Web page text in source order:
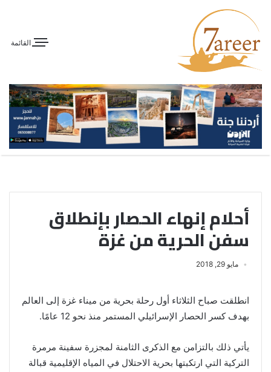
القائمة
أحلام إنهاء الحصار بإنطلاق
سفن الحرية من غزة
مايو 29, 2018
انطلقت صباح الثلاثاء أول رحلة بحرية من ميناء غزة إلى العالم
بهدف كسر الحصار الإسرائيلي المستمر منذ نحو 12 عامًا.
يأتي ذلك بالتزامن مع الذكرى الثامنة لمجزرة سفينة مرمرة
التركية التي ارتكبتها بحرية الاحتلال في المياه الإقليمية قبالة